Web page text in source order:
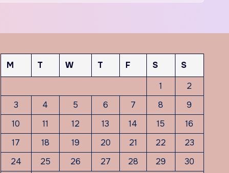
M T W T F S
S
1
2
3
4 5 6 7 8
9
10
11 12 13 14 15
16
17
18 19 20 21 22
23
24
25 26 27 28 29
30